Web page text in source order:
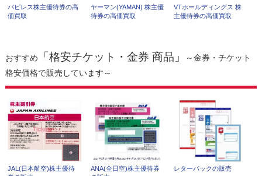
パピレス株主優待券の高
価買取
ヤーマン(YAMAN) 株主優
待券の高価買取
VTホールディングス 株
主優待券の高価買取
おすすめ 「格安チケット・金券 商品」
～金券・チケット
格安価格で販売しています～
JAL(日本航空)株主優待
ANA(全日空)株主優待券
レターパックの販売